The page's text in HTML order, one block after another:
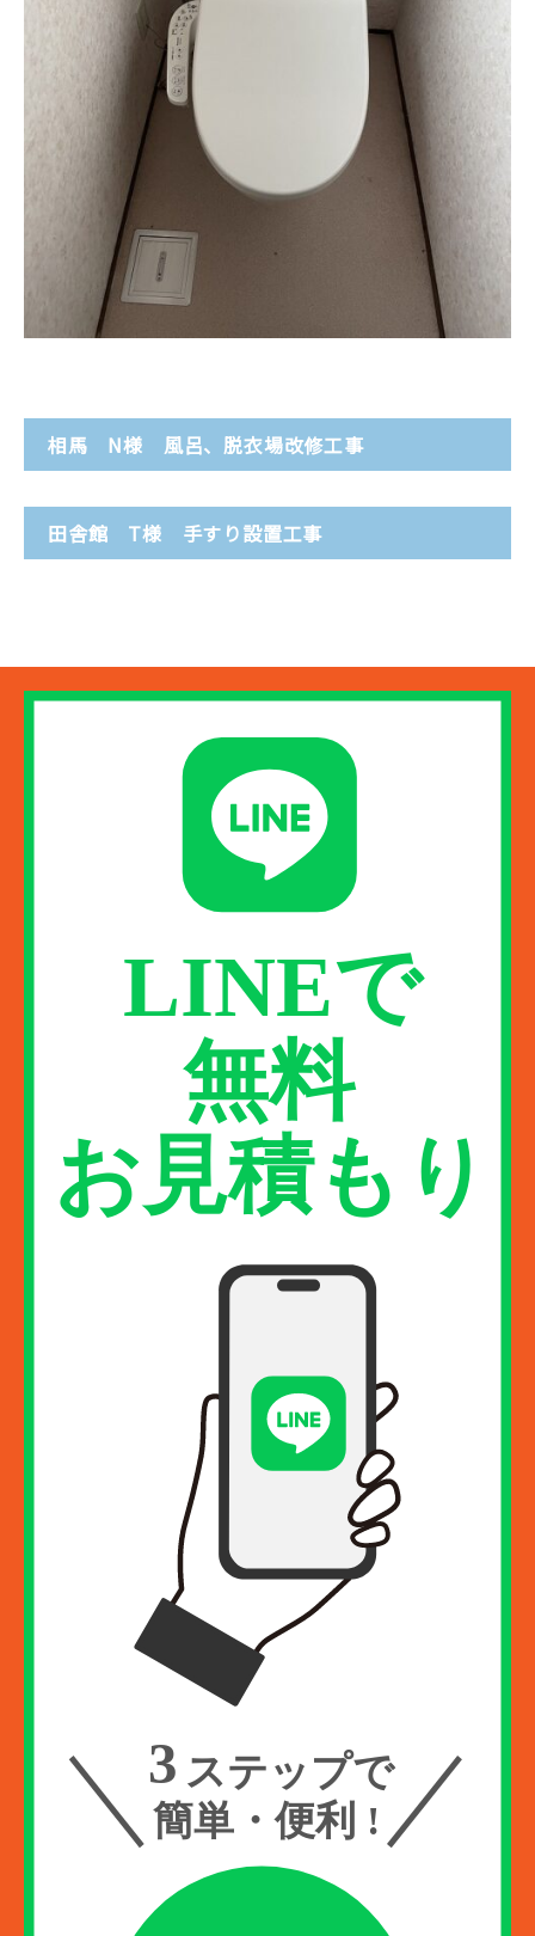
相馬 N様 風呂、脱衣場改修工事
田舎館 T様 手すり設置工事